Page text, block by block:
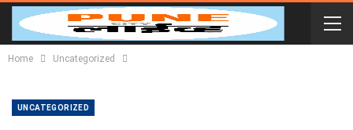
Home Uncategorized
UNCATEGORIZED